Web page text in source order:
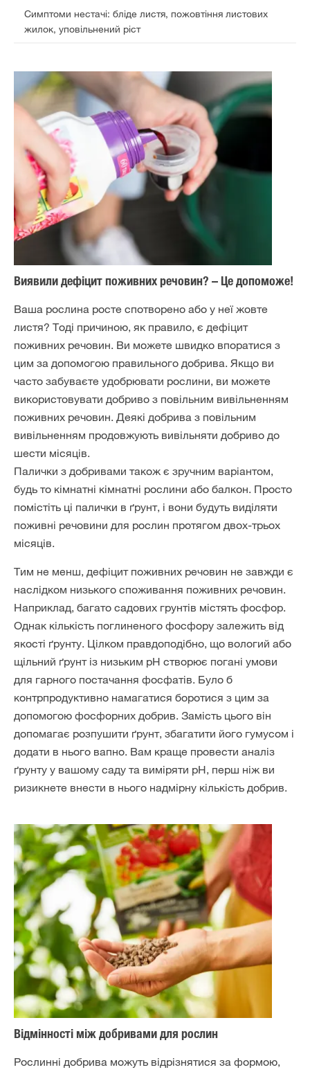
Симптоми нестачі: бліде листя, пожовтіння листових
жилок, уповільнений ріст
Виявили дефіцит поживних речовин? – Це допоможе!
Ваша рослина росте спотворено або у неї жовте
листя? Тоді причиною, як правило, є дефіцит
поживних речовин. Ви можете швидко впоратися з
цим за допомогою правильного добрива. Якщо ви
часто забуваєте удобрювати рослини, ви можете
використовувати добриво з повільним вивільненням
поживних речовин. Деякі добрива з повільним
вивільненням продовжують вивільняти добриво до
шести місяців.
Палички з добривами також є зручним варіантом,
будь то кімнатні кімнатні рослини або балкон. Просто
помістіть ці палички в ґрунт, і вони будуть виділяти
поживні речовини для рослин протягом двох-трьох
місяців.
Тим не менш, дефіцит поживних речовин не завжди є
наслідком низького споживання поживних речовин.
Наприклад, багато садових грунтів містять фосфор.
Однак кількість поглиненого фосфору залежить від
якості ґрунту. Цілком правдоподібно, що вологий або
щільний ґрунт із низьким рН створює погані умови
для гарного постачання фосфатів. Було б
контрпродуктивно намагатися боротися з цим за
допомогою фосфорних добрив. Замість цього він
допомагає розпушити ґрунт, збагатити його гумусом і
додати в нього вапно. Вам краще провести аналіз
ґрунту у вашому саду та виміряти рН, перш ніж ви
ризикнете внести в нього надмірну кількість добрив.
Відмінності між добривами для рослин
Рослинні добрива можуть відрізнятися за формою,